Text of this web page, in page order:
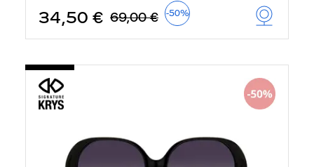
34,50 € 69,00 € -50%